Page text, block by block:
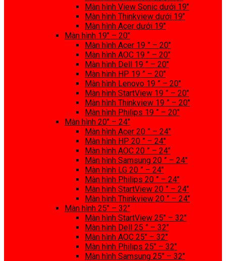
Màn hình View Sonic dưới 19″
Màn hình Thinkview dưới 19″
Màn hình Acer dưới 19″
Màn hình 19″ – 20″
Màn hình Acer 19 ” – 20″
Màn hình AOC 19 ” – 20″
Màn hình Dell 19 ” – 20″
Màn hình HP 19 ” – 20″
Màn hình Lenovo 19 ” – 20″
Màn hình StartView 19 ” – 20″
Màn hình Thinkview 19 ” – 20″
Màn hình Philips 19 ” – 20″
Màn hình 20″ – 24″
Màn hình Acer 20 ” – 24″
Màn hình HP 20 ” – 24″
Màn hình AOC 20 ” – 24″
Màn hình Samsung 20 ” – 24″
Màn hình LG 20 ” – 24″
Màn hình Philips 20 ” – 24″
Màn hình StartView 20 ” – 24″
Màn hình Thinkview 20 ” – 24″
Màn hình 25″ – 32″
Màn hình StartView 25″ – 32″
Màn hình Dell 25 ” – 32″
Màn hình AOC 25″ – 32″
Màn hình Philips 25″ – 32″
Màn hình Samsung 25″ – 32″